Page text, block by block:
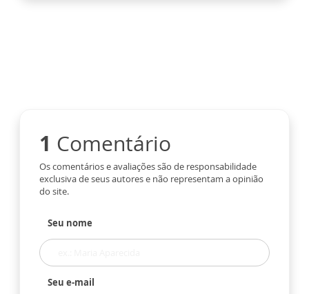
1 Comentário
Os comentários e avaliações são de responsabilidade
exclusiva de seus autores e não representam a opinião
do site.
Seu nome
Seu e-mail